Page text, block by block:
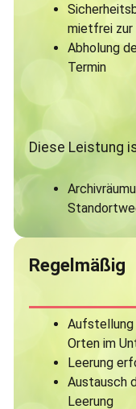
mietfrei zur
Abholung
Termin
Diese Leistung
Regelmäßig
Aufstellung
Orten im
Leerung
Austausch
Leerung